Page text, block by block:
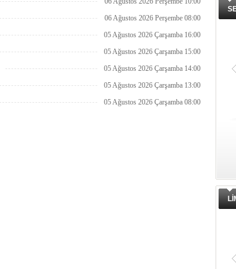
06 Ağustos 2026 Perşembe 08:00
05 Ağustos 2026 Çarşamba 16:00
05 Ağustos 2026 Çarşamba 15:00
05 Ağustos 2026 Çarşamba 14:00
05 Ağustos 2026 Çarşamba 13:00
05 Ağustos 2026 Çarşamba 08:00